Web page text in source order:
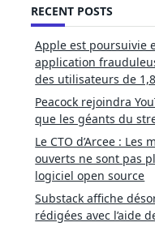
RECENT POSTS
Apple est poursuivie
application
des utilisateurs de
Peacock rejoindra
que les géants du
Le CTO d’Arcee : Les
ouverts ne sont pas
logiciel open source
Substack affiche
rédigées avec l’aide